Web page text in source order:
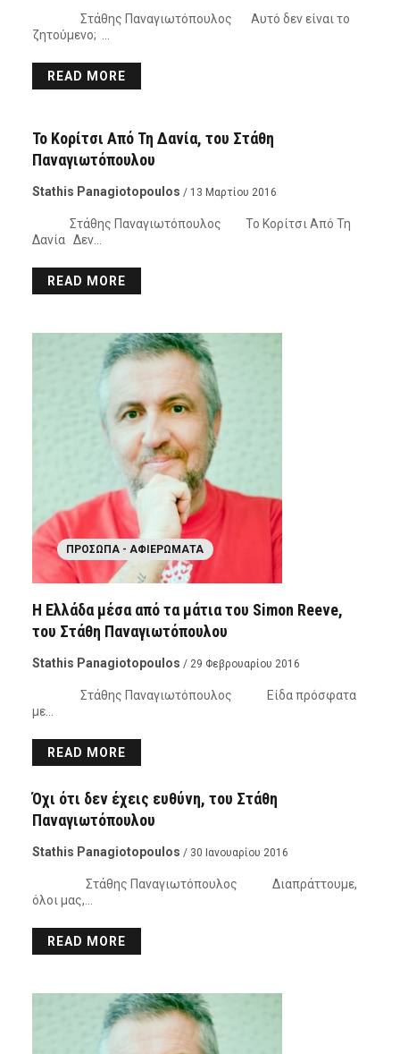
Στάθης Παναγιωτόπουλος Αυτό δεν είναι το
ζητούμενο; …
READ MORE
Το Κορίτσι Από Τη Δανία, του Στάθη
Παναγιωτόπουλου
Stathis Panagiotopoulos / 13 Μαρτίου 2016
Στάθης Παναγιωτόπουλος Το Κορίτσι Από Τη
Δανία Δεν…
READ MORE
ΠΡΌΣΩΠΑ - ΑΦΙΕΡΏΜΑΤΑ
Η Ελλάδα μέσα από τα μάτια του Simon Reeve,
του Στάθη Παναγιωτόπουλου
Stathis Panagiotopoulos / 29 Φεβρουαρίου 2016
Στάθης Παναγιωτόπουλος Είδα πρόσφατα
με…
READ MORE
ΑΝΟΙΧΤΉ ΠΌΡΤΑ
Όχι ότι δεν έχεις ευθύνη, του Στάθη
Παναγιωτόπουλου
Stathis Panagiotopoulos / 30 Ιανουαρίου 2016
Στάθης Παναγιωτόπουλος Διαπράττουμε,
όλοι μας,…
READ MORE